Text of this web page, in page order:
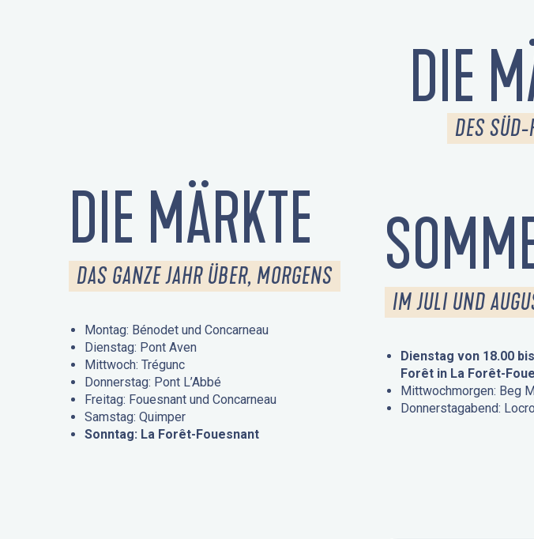
DIE
DES
DIE MÄRKTE
DAS GANZE JAHR ÜBER, MORGENS
Montag: Bénodet und Concarneau
Dienstag: Pont Aven
Mittwoch: Trégunc
Donnerstag: Pont L’Abbé
Freitag: Fouesnant und Concarneau
Samstag: Quimper
Sonntag: La Forêt-Fouesnant
IM JULI UND
Dienstag von 18.00
Forêt in La Forêt-
Mittwochmorgen: Beg
Donnerstagabend: